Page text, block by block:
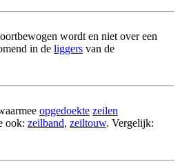
wordt en niet over een
in de liggers van de
opgedoekte zeilen
ook: zeilband, zeiltouw. Vergelijk: